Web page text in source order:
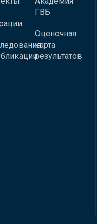
ГВБ
Оценочная
карта
результатов